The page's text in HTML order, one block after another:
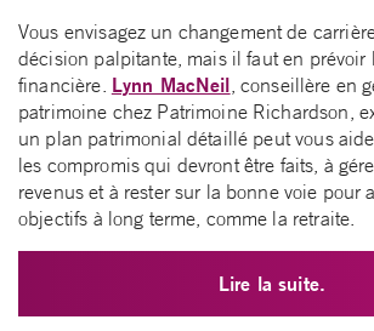
Vous envisagez un changement de
décision palpitante, mais il faut en prévoir
financière. Lynn MacNeil, conseillère en
patrimoine chez Patrimoine Richardson,
un plan patrimonial détaillé peut vous
les compromis qui devront être faits, à
revenus et à rester sur la bonne voie pour
objectifs à long terme, comme la retraite.
Lire la suite.